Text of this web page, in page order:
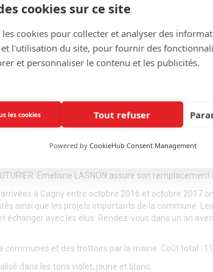
Emelisne LASNON assure son remplacement
à Cagny entre octobre 2016 et octobre 2017
ainsi que les projets importants de la commune.
avec les élus. Rendez-vous dans un an
communes et des trottoirs par la mairie. Coût total :
dans les tons violet, jaune et blanc.
cookies sur ce site
cookies pour collecter et analyser des
l'utilisation du site, pour fournir des
et personnaliser le contenu et les publicités.
les cookies Tout refuser
Powered by CookieHub Consent Management